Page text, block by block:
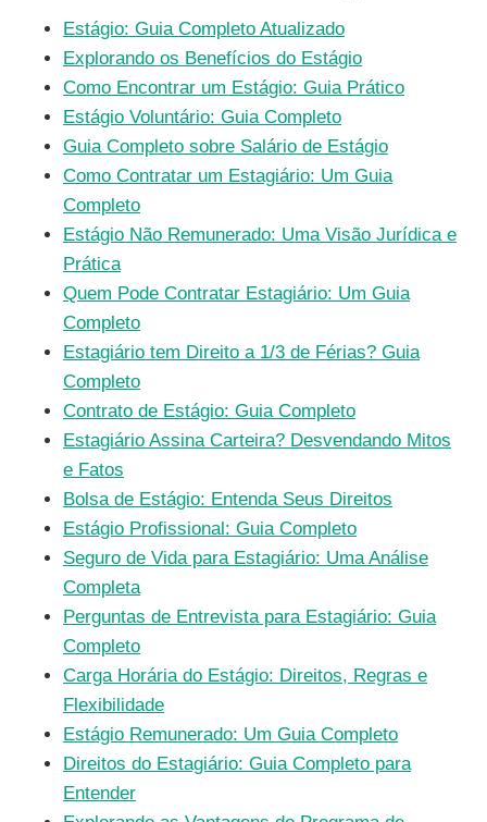
Estágio: Guia Completo Atualizado
Explorando os Benefícios do Estágio
Como Encontrar um Estágio: Guia Prático
Estágio Voluntário: Guia Completo
Guia Completo sobre Salário de Estágio
Como Contratar um Estagiário: Um Guia
Completo
Estágio Não Remunerado: Uma Visão Jurídica e
Prática
Quem Pode Contratar Estagiário: Um Guia
Completo
Estagiário tem Direito a 1/3 de Férias? Guia
Completo
Contrato de Estágio: Guia Completo
Estagiário Assina Carteira? Desvendando Mitos
e Fatos
Bolsa de Estágio: Entenda Seus Direitos
Estágio Profissional: Guia Completo
Seguro de Vida para Estagiário: Uma Análise
Completa
Perguntas de Entrevista para Estagiário: Guia
Completo
Carga Horária do Estágio: Direitos, Regras e
Flexibilidade
Estágio Remunerado: Um Guia Completo
Direitos do Estagiário: Guia Completo para
Entender